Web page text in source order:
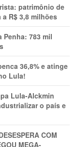
patrimônio de
R$ 3,8 milhões
Penha: 783 mil
36,8% e atinge
Lula!
Lula-Alckmin
o país e
COM
MEGA-